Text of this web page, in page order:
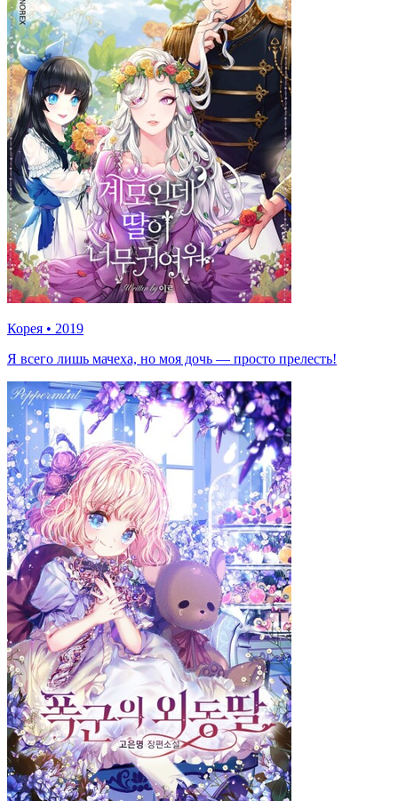
Корея • 2019
Я всего лишь мачеха, но моя дочь — просто прелесть!